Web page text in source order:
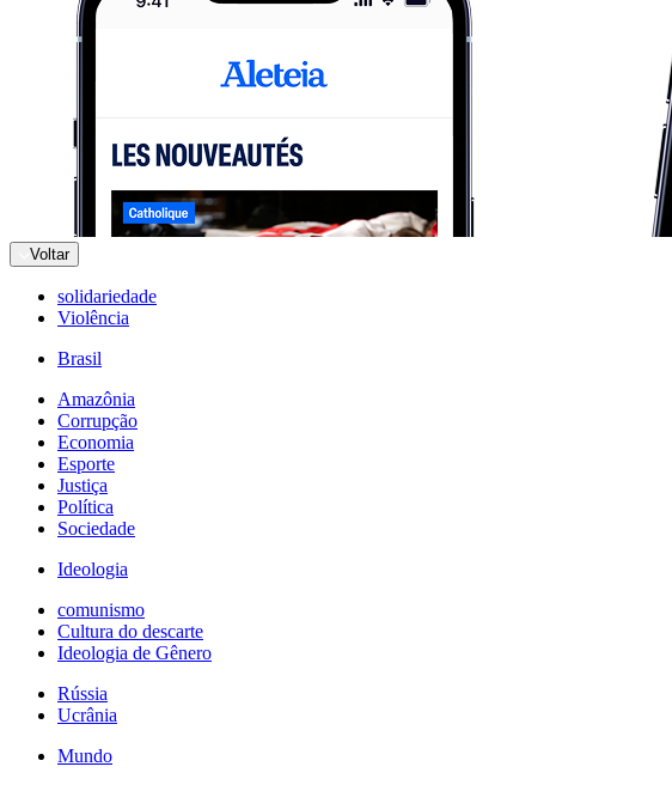
Voltar
solidariedade
Violência
Brasil
Amazônia
Corrupção
Economia
Esporte
Justiça
Política
Sociedade
Ideologia
comunismo
Cultura do descarte
Ideologia de Gênero
Rússia
Ucrânia
Mundo